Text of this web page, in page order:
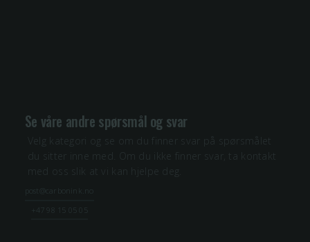
Se våre andre spørsmål og svar
Velg kategori og se om du finner svar på spørsmålet
du sitter inne med. Om du ikke finner svar, ta kontakt
med oss slik at vi kan hjelpe deg.
post@carbonink.no
+47 98 15 05 05